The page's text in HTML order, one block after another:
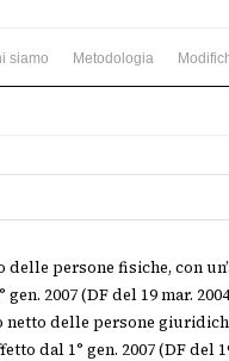
siamo Metodologia
persone fisiche, con
2007 (DF del 19 mar.
netto delle persone
dal 1° gen. 2007 (DF del